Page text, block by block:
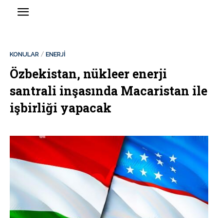
KONULAR ENERJİ
Özbekistan, nükleer enerji
santrali inşasında Macaristan ile
işbirliği yapacak